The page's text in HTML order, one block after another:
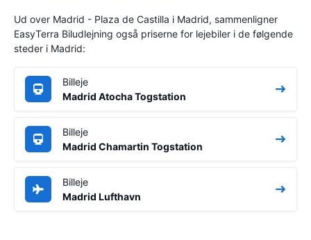
Ud over Madrid - Plaza de Castilla i Madrid, sammenligner
EasyTerra Biludlejning også priserne for lejebiler i de følgende
steder i Madrid:
Billeje
Madrid Atocha Togstation
Billeje
Madrid Chamartin Togstation
Billeje
Madrid Lufthavn